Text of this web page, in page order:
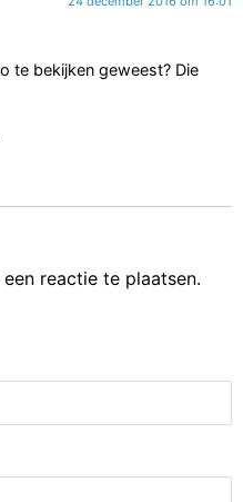
te bekijken geweest? Die
reactie te plaatsen.